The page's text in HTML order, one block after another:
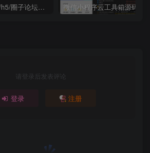
微信社区小程序/h5/圈子论坛贴吧交友/博客/社交/陌生人社交/宠物/话题/私域/同城引流 微信小程序云工具箱源码
请登录后发表评论
登录 注册